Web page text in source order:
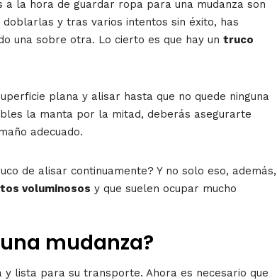
la hora de guardar ropa para una mudanza son
y tras varios intentos sin éxito, has
una sobre otra. Lo cierto es que hay un truco
plana y alisar hasta que no quede ninguna
la manta por la mitad, deberás asegurarte
adecuado.
de alisar continuamente? Y no solo eso, además,
voluminosos y que suelen ocupar mucho
mudanza?
lista para su transporte. Ahora es necesario que